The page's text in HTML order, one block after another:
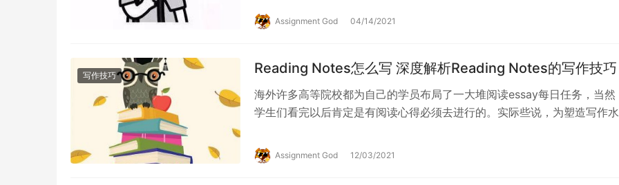
Assignment God 04/14/2021
写作技巧 Reading Notes怎么写 深度解析Reading Notes的写作技巧
海外许多高等院校都为自己的学员布局了一大堆阅读essay每日任务，当然
学生们看完以后肯定是有阅读心得必须去进行的。实际些说，为塑造写作
Assignment God 12/03/2021